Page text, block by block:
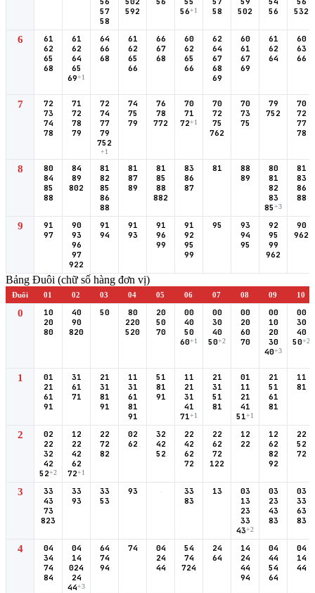
57
58
592
56+1
58
502
56
532
6
61
62
65
68
61
62
64
65
69+1
64
66
68
61
62
65
66
66
67
68
60
62
65
66
62
64
67
68
69
60
61
67
69
61
62
64
60
63
66
7
72
73
74
78
71
72
78
79
72
74
77
79
752
+1
74
75
79
76
78
772
70
71
72+1
70
72
75
762
70
73
75
79
752
70
72
77
78
8
80
84
85
88
84
89
802
81
82
85
86
88
81
87
89
81
85
88
882
83
86
87
81
88
89
80
81
82
83
85+3
81
83
86
88
9
91
97
90
93
96
97
922
91
94
91
93
91
96
99
91
92
95
99
95
93
94
95
92
95
99
962
90
962
Bảng Đuôi (chữ số hàng đơn vị)
Đuôi 01 02 03 04 05 06 07 08 09 10
0
10
20
80
40
90
820
50
80
220
520
20
50
70
00
40
50
60+1
00
30
40
50+2
00
20
60
70
00
10
20
30
40+3
00
30
40
50+2
1
01
21
61
91
31
61
71
21
31
81
91
11
31
61
81
91
51
81
91
11
21
31
41
71+1
21
31
51
81
01
11
21
41
51+1
21
51
61
81
11
81
2
02
22
32
42
52+2
12
22
42
62
72+1
22
72
82
02
62
32
42
52
22
42
62
72
22
62
72
122
12
22
12
62
82
92
22
52
72
3
33
43
73
823
33
93
33
53
93 -
33
83
13
03
13
23
33
43+2
03
23
43
83
03
33
63
83
4
04
34
74
84
04
14
024
24
44+3
64
74
94
74
04
24
44
54
74
724
24
64
14
24
44
94
04
44
54
64
04
14
44